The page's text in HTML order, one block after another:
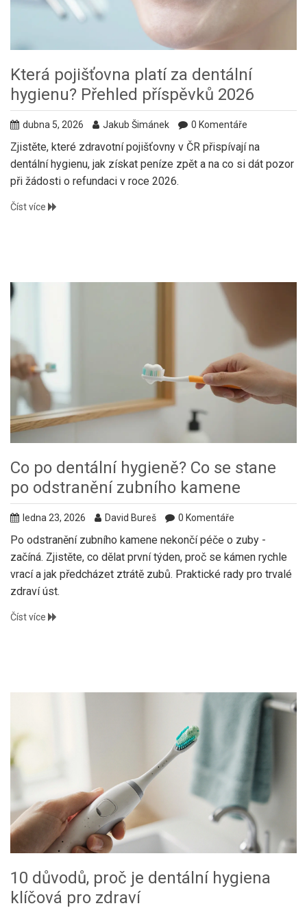
Která pojišťovna platí za dentální
hygienu? Přehled příspěvků 2026
dubna 5, 2026 Jakub Šimánek 0 Komentáře
Zjistěte, které zdravotní pojišťovny v ČR přispívají na
dentální hygienu, jak získat peníze zpět a na co si dát pozor
při žádosti o refundaci v roce 2026.
Číst více
Co po dentální hygieně? Co se stane
po odstranění zubního kamene
ledna 23, 2026 David Bureš 0 Komentáře
Po odstranění zubního kamene nekončí péče o zuby -
začíná. Zjistěte, co dělat první týden, proč se kámen rychle
vrací a jak předcházet ztrátě zubů. Praktické rady pro trvalé
zdraví úst.
Číst více
10 důvodů, proč je dentální hygiena
klíčová pro zdraví